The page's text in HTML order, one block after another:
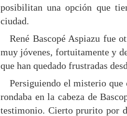
posibilitan una opción que
ciudad.
René Bascopé Aspiazu fue
muy jóvenes, fortuitamente y
que han quedado frustradas
Persiguiendo el misterio que
rondaba en la cabeza de
testimonio. Cierto prurito por